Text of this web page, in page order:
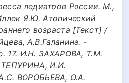
педиатров России. М.,
Я.Ю. Атопический
возраста [Текст] /
А.В.Галанина. -
17. И.Н. ЗАХАРОВА, Т.М.
И.И.
ВОРОБЬЕВА, О.А.